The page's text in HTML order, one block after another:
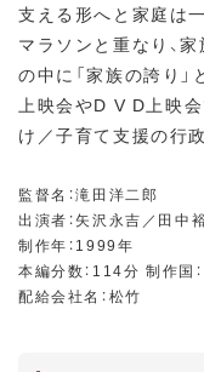
支える形へと家庭は
マラソンと重なり、
の中に「家族の誇り」
上映会やD V D上映会
け／子育て支援の行
監督名：滝田洋二郎
出演者：矢沢永吉／田中
制作年：1999年
本編分数：114分 制作国
配給会社名：松竹